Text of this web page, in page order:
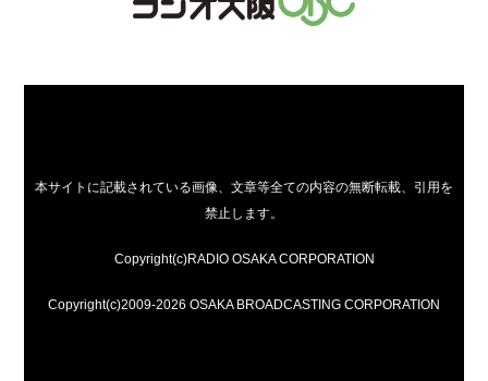
本サイトに記載されている画像、文章等全ての内容の無断転載、引用を
禁止します。
Copyright(c)RADIO OSAKA CORPORATION
Copyright(c)2009-2026 OSAKA BROADCASTING CORPORATION